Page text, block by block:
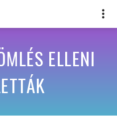
ELLENI